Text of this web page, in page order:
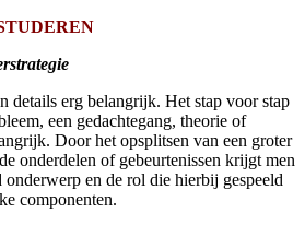
details erg belangrijk. Het stap voor stap
een gedachtegang, theorie of
Door het opsplitsen van een groter
onderdelen of gebeurtenissen krijgt men
en de rol die hierbij gespeeld
componenten.